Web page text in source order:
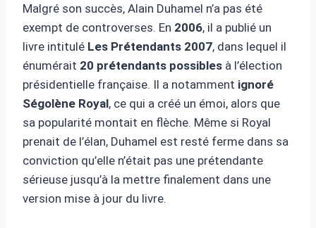
Malgré son succès, Alain Duhamel n’a pas été
exempt de controverses. En 2006, il a publié un
livre intitulé Les Prétendants 2007, dans lequel il
énumérait 20 prétendants possibles à l’élection
présidentielle française. Il a notamment ignoré
Ségolène Royal, ce qui a créé un émoi, alors que
sa popularité montait en flèche. Même si Royal
prenait de l’élan, Duhamel est resté ferme dans sa
conviction qu’elle n’était pas une prétendante
sérieuse jusqu’à la mettre finalement dans une
version mise à jour du livre.